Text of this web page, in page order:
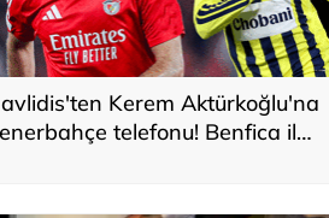
Kerem Aktürkoğlu'na
telefonu! Benfica ile